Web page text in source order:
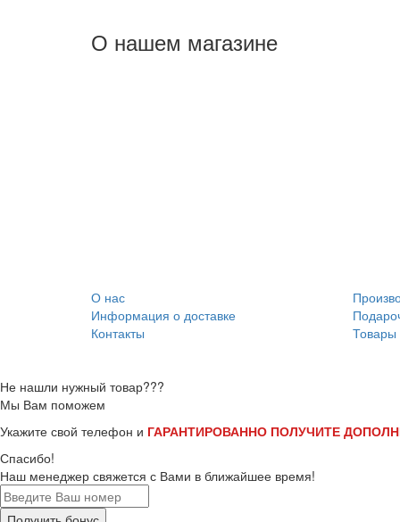
О нашем магазине
О нас
Информация о доставке
Контакты
Товары
Не нашли нужный товар???
Мы Вам поможем
Укажите свой телефон и ГАРАНТИРОВАННО ПОЛУЧИТЕ
Спасибо!
Наш менеджер свяжется с Вами в ближайшее время!